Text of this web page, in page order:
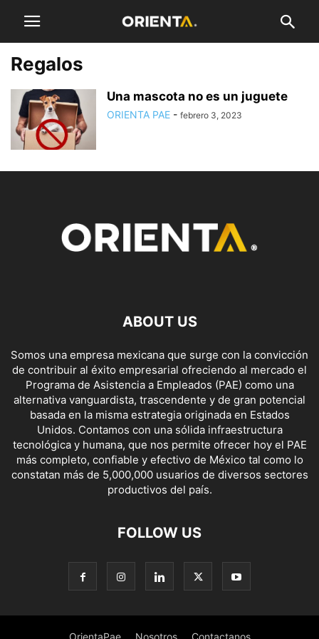
Regalos
Una mascota no es un juguete
ORIENTA PAE - febrero 3, 2023
ABOUT US
Somos una empresa mexicana que surge con la convicción
de contribuir al éxito empresarial ofreciendo al mercado el
Programa de Asistencia a Empleados (PAE) como una
alternativa vanguardista, trascendente y de gran potencial
basada en la misma estrategia originada en Estados
Unidos. Contamos con una sólida infraestructura
tecnológica y humana, que nos permite ofrecer hoy el PAE
más completo, confiable y efectivo de México tal como lo
constatan más de 5,000,000 usuarios de diversos sectores
productivos del país.
FOLLOW US
OrientaPae Nosotros Contactanos